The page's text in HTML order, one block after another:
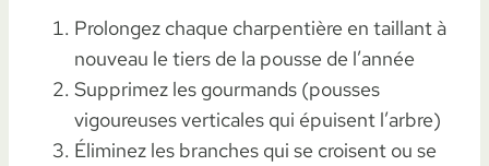
Prolongez chaque charpentière en taillant à
nouveau le tiers de la pousse de l’année
Supprimez les gourmands (pousses
vigoureuses verticales qui épuisent l’arbre)
Éliminez les branches qui se croisent ou se